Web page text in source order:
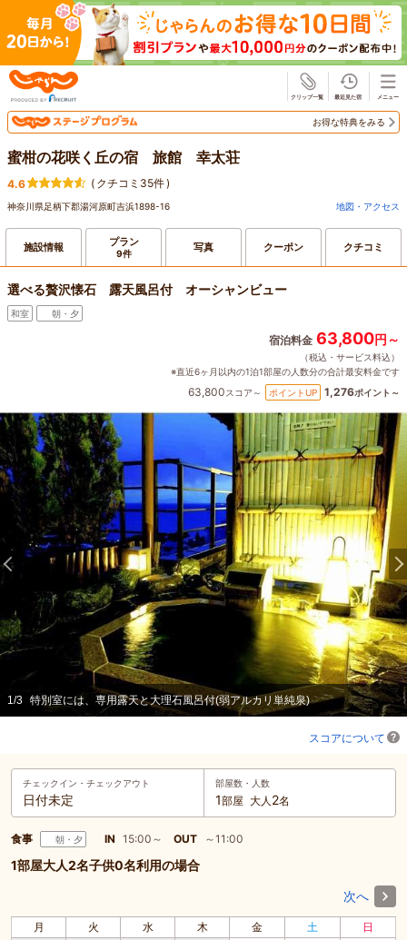
お得な特典をみる
蜜柑の花咲く丘の宿 旅館 幸太荘
4.6 ( クチコミ35件)
神奈川県足柄下郡湯河原町吉浜1898-16 地図・アクセス
施設情報 プラン
9件 写真 クーポン クチコミ
選べる贅沢懐石 露天風呂付 オーシャンビュー
和室 朝・夕
宿泊料金 63,800円～
（税込・サービス料込）
※直近6ヶ月以内の1泊1部屋の人数分の合計最安料金です
63,800スコア～ ポイントUP 1,276ポイント～
1/3 特別室には、専用露天と大理石風呂付(弱アルカリ単純泉)
スコアについて
チェックイン・ チェックアウト
日付未定
部屋数・人数
1部屋 大人 2名
食事 朝・夕 IN 15:00～ OUT ～11:00
1部屋大人2名子供0名利用の場合
次へ
月 火 水 木 金 土 日